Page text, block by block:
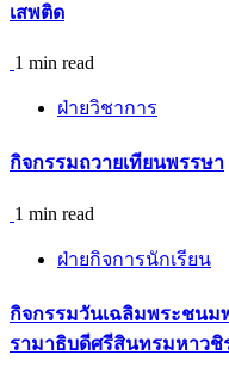
เสพติด
1 min read
ฝ่ายวิชาการ
กิจกรรมถวายเทียนพรรษา
1 min read
ฝ่ายกิจการนักเรียน
กิจกรรมวันเฉลิมพระชนม
รามาธิบดีศรีสินทรมหาวชิ